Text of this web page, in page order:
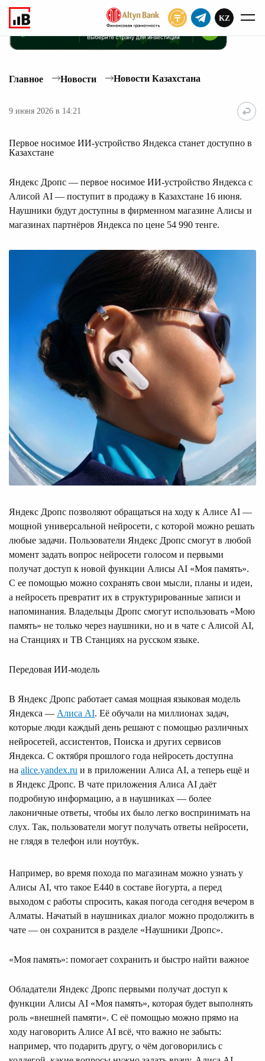
KZ
Главное Новости Новости Казахстана
9 июня 2026 в 14:21
Первое носимое ИИ-устройство Яндекса станет доступно в
Казахстане
Яндекс Дропс — первое носимое ИИ-устройство Яндекса с
Алисой AI — поступит в продажу в Казахстане 16 июня.
Наушники будут доступны в фирменном магазине Алисы и
магазинах партнёров Яндекса по цене 54 990 тенге.
Яндекс Дропс позволяют обращаться на ходу к Алисе AI —
мощной универсальной нейросети, с которой можно решать
любые задачи. Пользователи Яндекс Дропс смогут в любой
момент задать вопрос нейросети голосом и первыми
получат доступ к новой функции Алисы AI «Моя память».
С ее помощью можно сохранять свои мысли, планы и идеи,
а нейросеть превратит их в структурированные записи и
напоминания. Владельцы Дропс смогут использовать «Мою
память» не только через наушники, но и в чате с Алисой AI,
на Станциях и ТВ Станциях на русском языке.
Передовая ИИ-модель
В Яндекс Дропс работает самая мощная языковая модель
Яндекса — Алиса AI. Её обучали на миллионах задач,
которые люди каждый день решают с помощью различных
нейросетей, ассистентов, Поиска и других сервисов
Яндекса. С октября прошлого года нейросеть доступна
на alice.yandex.ru и в приложении Алиса AI, а теперь ещё и
в Яндекс Дропс. В чате приложения Алиса AI даёт
подробную информацию, а в наушниках — более
лаконичные ответы, чтобы их было легко воспринимать на
слух. Так, пользователи могут получать ответы нейросети,
не глядя в телефон или ноутбук.
Например, во время похода по магазинам можно узнать у
Алисы AI, что такое E440 в составе йогурта, а перед
выходом с работы спросить, какая погода сегодня вечером в
Алматы. Начатый в наушниках диалог можно продолжить в
чате — он сохранится в разделе «Наушники Дропс».
«Моя память»: помогает сохранить и быстро найти важное
Обладатели Яндекс Дропс первыми получат доступ к
функции Алисы AI «Моя память», которая будет выполнять
роль «внешней памяти». С её помощью можно прямо на
ходу наговорить Алисе AI всё, что важно не забыть:
например, что подарить другу, о чём договорились с